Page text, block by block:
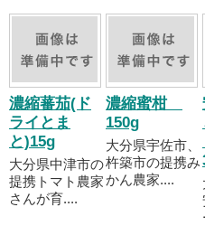
濃縮蕃茄(ド
ライとま
と)15g
大分県中津市の
提携トマト農家
さんが育....
濃縮蜜柑
150g
大分県宇佐市、
杵築市の提携み
かん農家....